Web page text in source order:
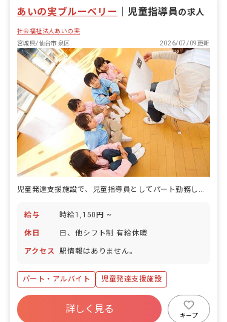
あいの実ブルーベリー ｜児童指導員の求人
社会福祉法人あいの実
宮城県/仙台市泉区
2026/07/09更新
給与 時給1,150円 ~
休日 日、他シフト制 有給休暇
アクセス 駅情報はありません。
パート・アルバイト 児童発達支援施設
詳しく見る
キープ